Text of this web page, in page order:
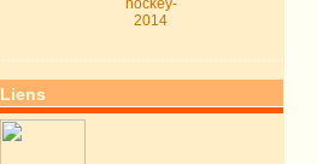
hockey-
2014
Liens